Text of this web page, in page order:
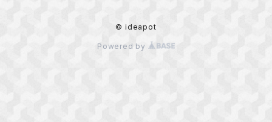
© ideapot
Powered by